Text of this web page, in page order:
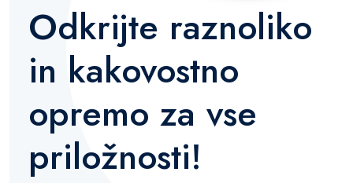
Odkrijte raznoliko
in kakovostno
opremo za vse
priložnosti!